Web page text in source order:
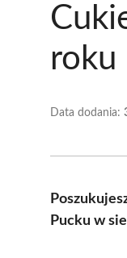
roku
Data dodania:
Pucku w